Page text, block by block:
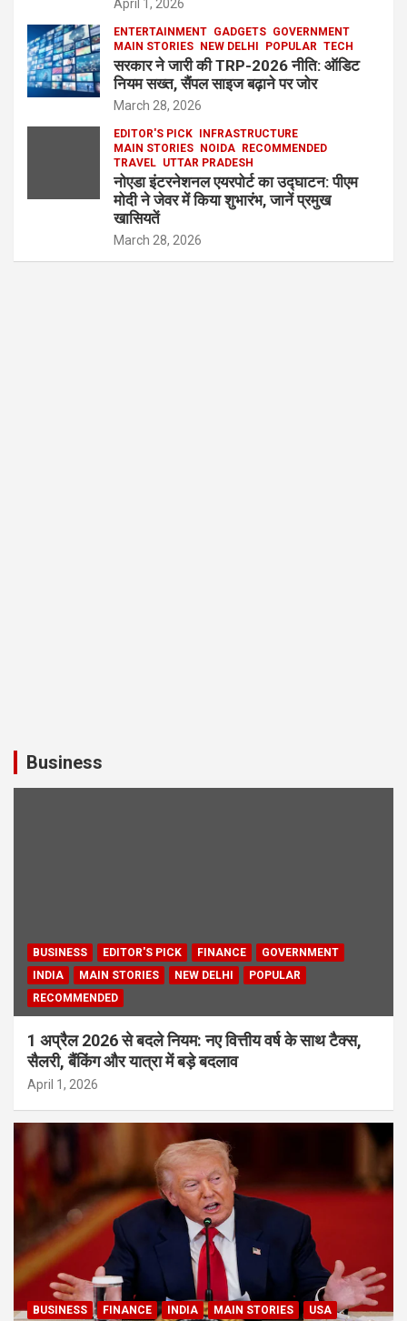
April 1, 2026
ENTERTAINMENT GADGETS GOVERNMENT
MAIN STORIES
NEW DELHI POPULAR TECH
सरकार ने जारी की TRP-2026 नीति: ऑडिट
नियम सख्त, सैंपल साइज बढ़ाने पर जोर
March 28, 2026
EDITOR'S PICK
INFRASTRUCTURE
MAIN STORIES
NOIDA
RECOMMENDED
TRAVEL UTTAR PRADESH
नोएडा इंटरनेशनल एयरपोर्ट का उद्घाटन: पीएम
मोदी ने जेवर में किया शुभारंभ, जानें प्रमुख
खासियतें
March 28, 2026
Business
BUSINESS EDITOR'S PICK FINANCE
GOVERNMENT
INDIA
MAIN STORIES NEW DELHI
POPULAR
RECOMMENDED
1 अप्रैल 2026 से बदले नियम: नए वित्तीय वर्ष के साथ टैक्स,
सैलरी, बैंकिंग और यात्रा में बड़े बदलाव
April 1, 2026
BUSINESS FINANCE INDIA MAIN STORIES
USA